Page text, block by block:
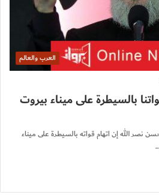
العرب والعالم
بالسيطرة على ميناء بيروت
حسن نصر الله إن اتهام قواته بالسيطرة على ميناء